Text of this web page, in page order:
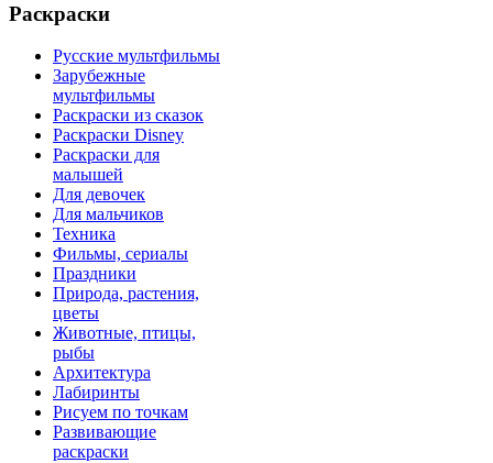
Раскраски
Русские мультфильмы
Зарубежные
мультфильмы
Раскраски из сказок
Раскраски Disney
Раскраски для
малышей
Для девочек
Для мальчиков
Техника
Фильмы, сериалы
Праздники
Природа, растения,
цветы
Животные, птицы,
рыбы
Архитектура
Лабиринты
Рисуем по точкам
Развивающие
раскраски